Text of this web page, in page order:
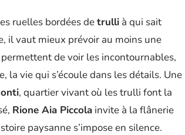
ruelles bordées detrulli à qui sait
il vaut mieux prévoir au moins une
de voir les incontournables,
la vie qui s’écoule dans les détails. Une
, quartier vivant où les trulli font la
Rione Aia Piccola invite à la flânerie
paysanne s’impose en silence.